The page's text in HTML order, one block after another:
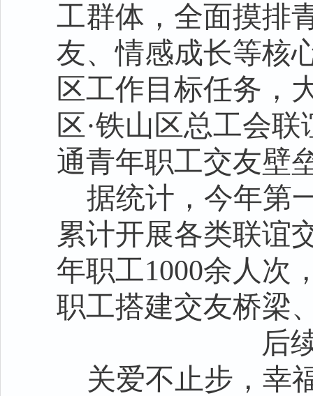
工群体，全面摸排
友、情感成长等核
区工作目标任务，
区·铁山区总工会
通青年职工交友壁
据统计，今年第
累计开展各类联谊
年职工1000余人次
职工搭建交友桥梁
后
关爱不止步，幸